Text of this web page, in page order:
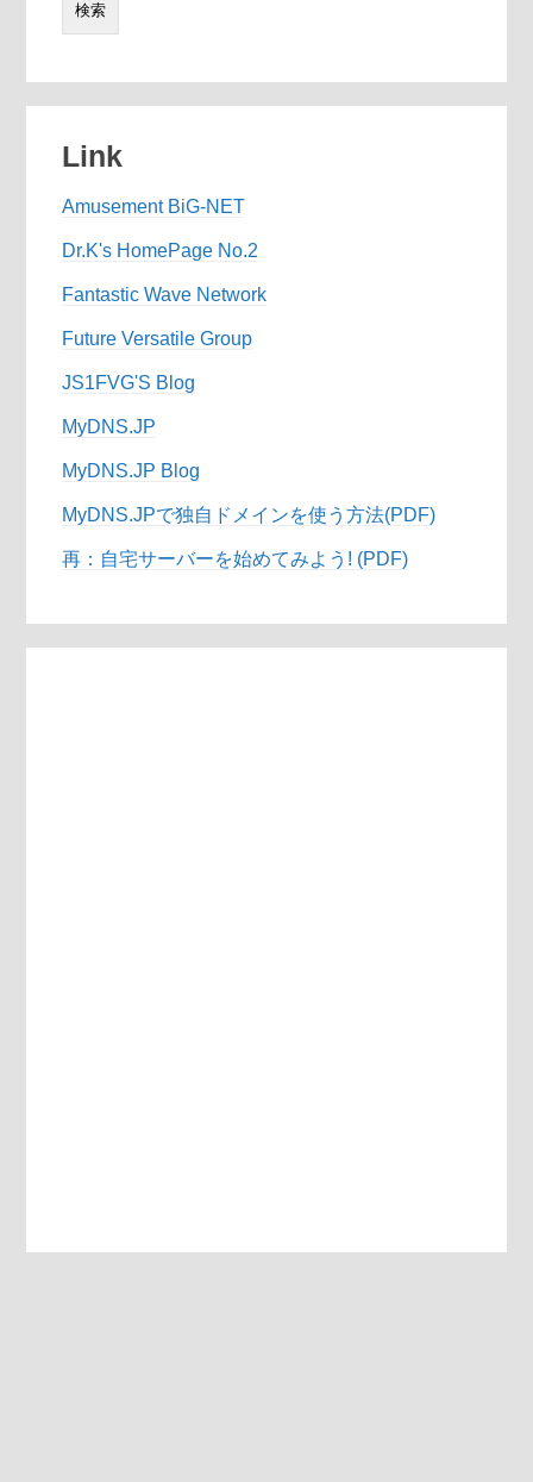
Link
Amusement BiG-NET
Dr.K's HomePage No.2
Fantastic Wave Network
Future Versatile Group
JS1FVG'S Blog
MyDNS.JP
MyDNS.JP Blog
MyDNS.JPで独自ドメインを使う方法(PDF)
再：自宅サーバーを始めてみよう! (PDF)